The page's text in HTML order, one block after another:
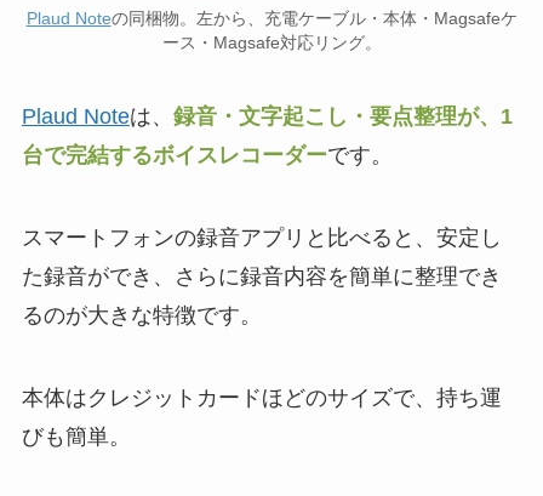
Plaud Noteの同梱物。左から、充電ケーブル・本体・Magsafeケ
ース・Magsafe対応リング。
Plaud Noteは、 録音・文字起こし・要点整理が、1
台で完結するボイスレコーダーです。
スマートフォンの録音アプリと比べると、安定し
た録音ができ、さらに録音内容を簡単に整理でき
るのが大きな特徴です。
本体はクレジットカードほどのサイズで、持ち運
びも簡単。